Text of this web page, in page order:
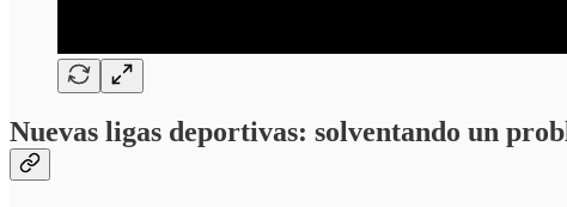
Nuevas ligas deportivas: solventando un